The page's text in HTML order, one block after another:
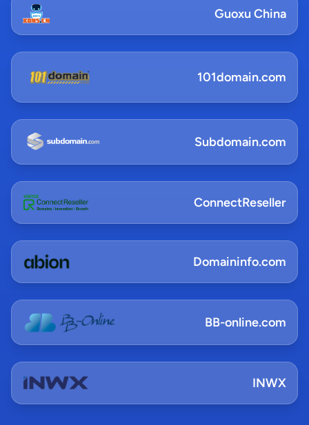
Guoxu China
101domain.com
Subdomain.com
ConnectReseller
Domaininfo.com
BB-online.com
INWX